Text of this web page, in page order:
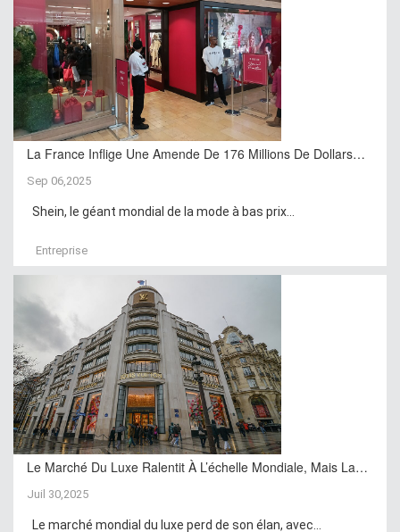
La France Inflige Une Amende De 176 Millions De Dollars…
Sep 06,2025
Shein, le géant mondial de la mode à bas prix...
Entreprise
Le Marché Du Luxe Ralentit À L’échelle Mondiale, Mais La…
Juil 30,2025
Le marché mondial du luxe perd de son élan, avec...